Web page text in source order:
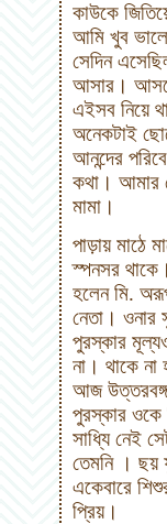
কাউকে
আমি খুব
সেদিন
আসার। আসলে
এইসব নিয়ে
অনেকটাই
আনন্দের
কথা। আমার
মামা।
পাড়ায় মাঠে
স্পনসর
হলেন মি.
নেতা। ওনার
পুরস্কার
না। থাকে না
আজ
পুরস্কার ওকে
সাধ্যি নেই
তেমনি । ছয়
একেবারে
প্রিয়।